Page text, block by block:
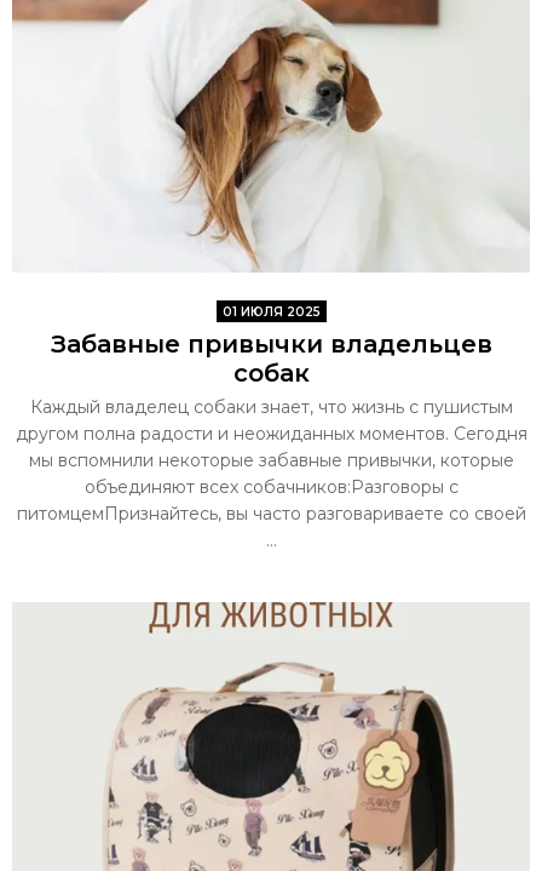
01 ИЮЛЯ 2025
Забавные привычки владельцев
собак
Каждый владелец собаки знает, что жизнь с пушистым
другом полна радости и неожиданных моментов. Сегодня
мы вспомнили некоторые забавные привычки, которые
объединяют всех собачников:Разговоры с
питомцемПризнайтесь, вы часто разговариваете со своей
...